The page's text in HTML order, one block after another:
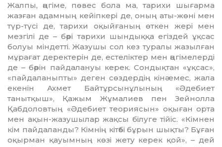
Жалпы, әңгіме, пөвес бола ма, тарихи шығарма
жазған адамның кейіпкері де, оның аты-жөні мен
түр-түсі де, тарихи оқыйғаның өт­кен жері мен
мезгілі де – бәрі та­рихи шындыққа егіздей ұқсас
бол­уы міндетті. Жазушы сол кез туралы жазылған
мұрағат деректерін де, естеліктер мен әңгімелерді
де – бәрін пайдалануы керек. Сон­дық­тан «ұқсас»,
«пайдаланыпты» деген сөздердің кінә емес, жала
екенін Ахмет Байтұрсынұлының «Әдебиет
танытқыш», Қажым Жұмалиев пен Зейнолла
Қабдоловтың «Әдебиет тео­риясын» оқыған орта
мен ақ­ын-жазушылар жақсы білуге ті­йіс. «Кімнен
кім пайдаланды? Кім­нің кітәбі бұрын шықты? Бұған
оқырман қауымның көзі жету ке­рек қой», – дей